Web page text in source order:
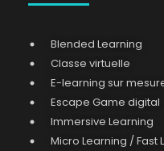
Blended Learning
Classe virtuelle
E-learning sur
Escape Game digital
Immersive Learning
Micro Learning / Fast